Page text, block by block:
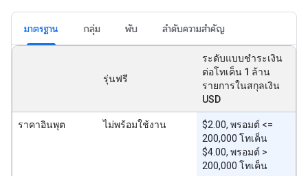
มาตรฐาน กลุ่ม พับ ลำดับความสำคัญ
รุ่นฟรี
ระดับแบบชำระเงิน
ต่อโทเค็น 1 ล้าน
รายการในสกุลเงิน
USD
ราคาอินพุต ไม่พร้อมใช้งาน
$2.00, พรอมต์ <=
200,000 โทเค็น
$4.00, พรอมต์ >
200,000 โทเค็น